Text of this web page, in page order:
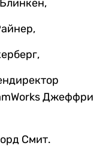
Джеффри
Смит.